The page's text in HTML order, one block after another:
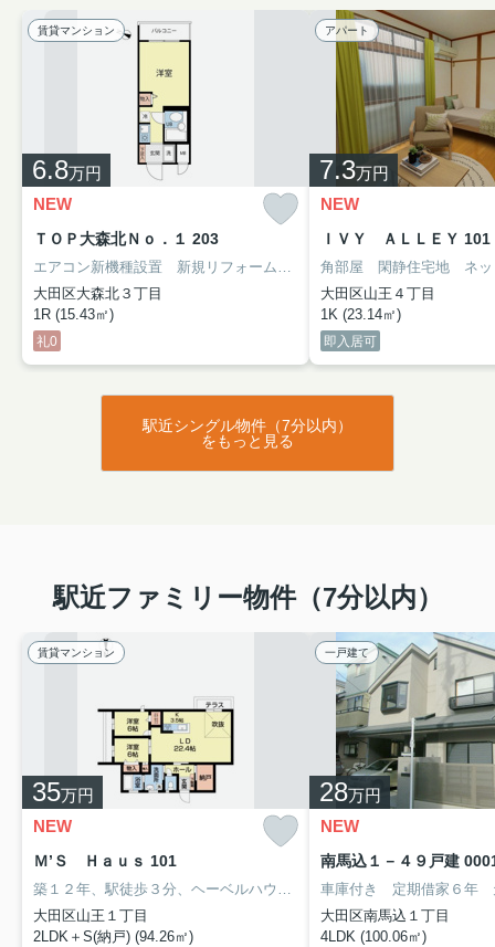
賃貸マンション
6.8万円
NEW
ＴＯＰ大森北Ｎｏ．１ 203
エアコン新機種設置 新規リフォーム済み
大田区大森北３丁目
1R (15.43㎡)
礼0
アパート
7.3万円
NEW
ＩＶＹ ＡＬＬＥＹ 101
大田区山王４丁目
1K (23.14㎡)
即入居可
駅近シングル物件（7分以内）
をもっと見る
駅近ファミリー物件（7分以内）
賃貸マンション
35万円
NEW
Ｍ’Ｓ Ｈａｕｓ 101
築１２年、駅徒歩３分、ヘーベルハウス、２Ｆの高さあり、床暖
大田区山王１丁目
2LDK＋S(納戸) (94.26㎡)
一戸建て
28万円
NEW
南馬込１－４９戸建
大田区南馬込１丁目
4LDK (100.06㎡)